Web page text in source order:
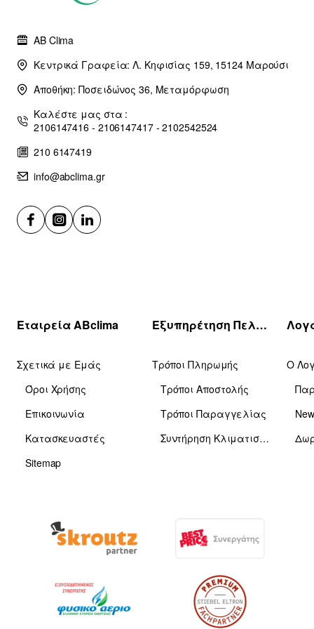
AB Clima
Κεντρικά Γραφεία: Λ. Κηφισίας 159, 15124 Μαρούσι
Αποθήκη: Ποσειδώνος 36, Μεταμόρφωση
Καλέστε μας στα :
2106147416 - 2106147417 - 2102542524
210 6147419
info@abclima.gr
Εταιρεία ABclima
Σχετικά με Εμάς
Όροι Χρήσης
Επικοινωνία
Κατασκευαστές
Sitemap
Εξυπηρέτηση Πελατών
Τρόποι Πληρωμής
Τρόποι Αποστολής
Τρόποι Παραγγελίας
Συντήρηση Κλιματιστικών
Ο